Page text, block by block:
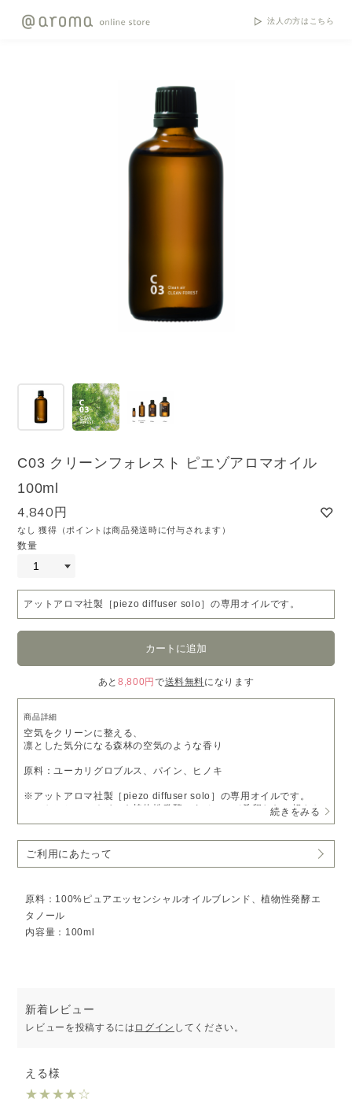
法人の方はこちら
C03 クリーンフォレスト ピエゾアロマオイル
100ml
4,840円
なし 獲得（ポイントは商品発送時に付与されます）
数量
アットアロマ社製［piezo diffuser solo］の専用オイルです。
あと8,800円 で送料無料になります
商品詳細
空気をクリーンに整える、
凛とした気分になる森林の空気のような香り
原料：ユーカリグロブルス、パイン、ヒノキ
※アットアロマ社製［piezo diffuser solo］の専用オイルです。
エッセンシャルオイルを植物性発酵エタノールで希釈した、軽やか
に噴霧するオイルです。
続きをみる
ご利用にあたって
原料：100%ピュアエッセンシャルオイルブレンド、植物性発酵エ
タノール
内容量：100ml
新着レビュー
レビューを投稿するには ログイン してください。
える様
★★★★☆